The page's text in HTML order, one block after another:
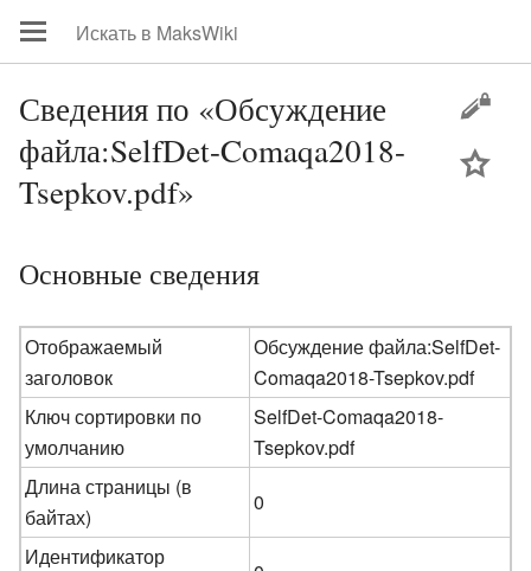
Сведения по «Обсуждение
файла:SelfDet-Comaqa2018-
Tsepkov.pdf»
Основные сведения
Отображаемый
заголовок
Обсуждение файла:SelfDet-
Comaqa2018-Tsepkov.pdf
Ключ сортировки по
умолчанию
SelfDet-Comaqa2018-
Tsepkov.pdf
Длина страницы (в
байтах)
0
Идентификатор